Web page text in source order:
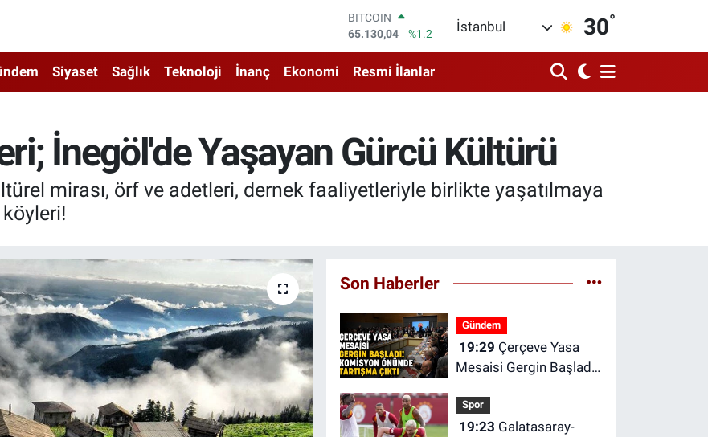
DOLAR
47,7106
%0.17
EURO
55,1652
%0.27
BİST100
13.773
%-19
BITCOIN
65.130,04
%1.2
İstanbul 30°
Siyaset Sağlık Teknoloji İnanç Ekonomi Resmi İlanlar
İnegöl'de Yaşayan Gürcü Kültürü
mirası, örf ve adetleri, dernek faaliyetleriyle birlikte yaşatılmaya
Son Haberler
Gündem
19:29
Mesaisi Gergin Başladı!
Komisyon Önünde
Tartışma Çıktı
Spor
19:23